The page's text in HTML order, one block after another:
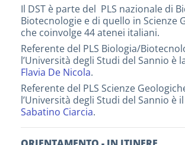
Il DST è parte del PLS nazionale di
Biotecnologie e di quello in Scienze
che coinvolge 44 atenei italiani.
Referente del PLS Biologia/
l’Università degli Studi del Sannio è
Flavia De Nicola.
Referente del PLS Scienze
l’Università degli Studi del Sannio è il
Sabatino Ciarcia.